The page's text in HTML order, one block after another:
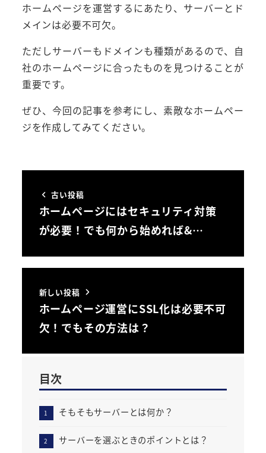
ホームページを運営するにあたり、サーバーとド
メインは必要不可欠。
ただしサーバーもドメインも種類があるので、自
社のホームページに合ったものを見つけることが
重要です。
ぜひ、今回の記事を参考にし、素敵なホームペー
ジを作成してみてください。
古い投稿
ホームページにはセキュリティ対策
が必要！でも何から始めれば&…
新しい投稿
ホームページ運営にSSL化は必要不可
欠！でもその方法は？
目次
そもそもサーバーとは何か？
サーバーを選ぶときのポイントとは？